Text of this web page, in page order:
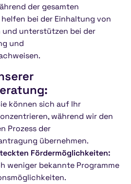
der gesamten
bei der Einhaltung von
und unterstützen bei der
und
können sich auf Ihr
während wir den
Prozess der
übernehmen.
Fördermöglichkeiten:
weniger bekannte Programme